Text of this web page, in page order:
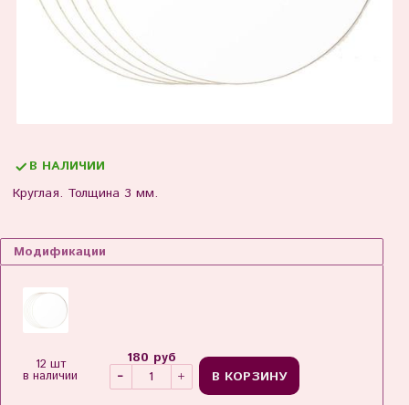
Круглая. Толщина 3 мм.
В НАЛИЧИИ
Модификации
12 шт
в наличии
180 руб
В КОРЗИНУ